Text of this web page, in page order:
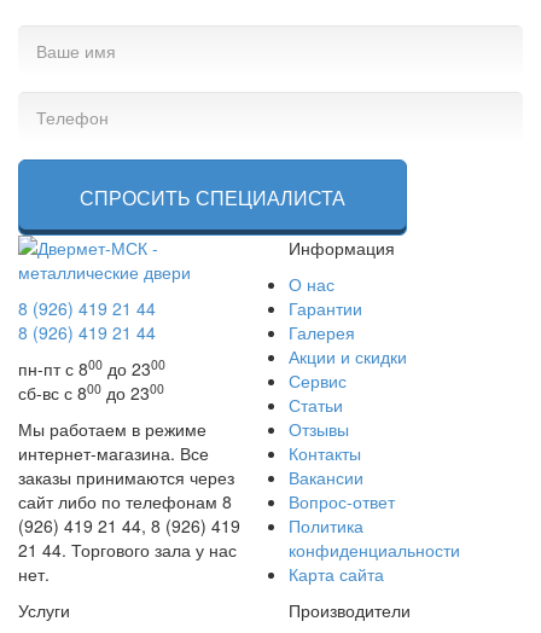
СПРОСИТЬ СПЕЦИАЛИСТА
8 (926) 419 21 44
8 (926) 419 21 44
пн-пт с 800 до 2300
сб-вс с 800 до 2300
Мы работаем в режиме
интернет-магазина. Все
заказы принимаются через
сайт либо по телефонам 8
(926) 419 21 44, 8 (926) 419
21 44. Торгового зала у нас
нет.
Информация
О нас
Гарантии
Галерея
Акции и скидки
Сервис
Статьи
Отзывы
Контакты
Вакансии
Вопрос-ответ
Политика
конфиденциальности
Карта сайта
Услуги
Производители